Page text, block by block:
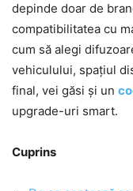
depinde doar de
compatibilitatea cu
cum să alegi
vehiculului, spațiul
final, vei găsi și un
upgrade-uri smart.
Cuprins